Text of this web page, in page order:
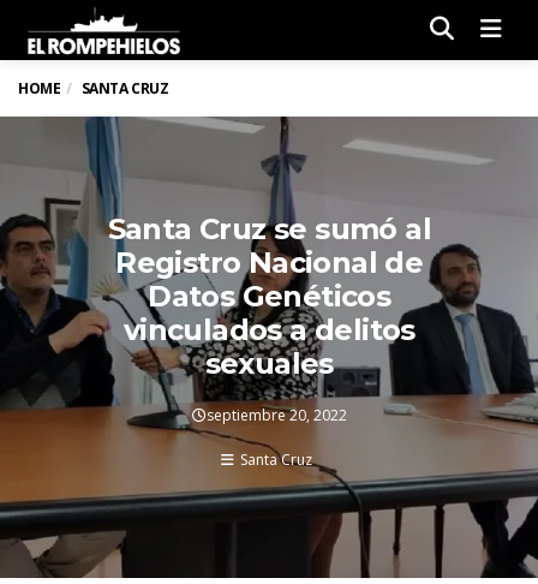
HOME SANTA CRUZ
Santa Cruz se sumó al
Registro Nacional de
Datos Genéticos
vinculados a delitos
sexuales
septiembre 20, 2022
Santa Cruz